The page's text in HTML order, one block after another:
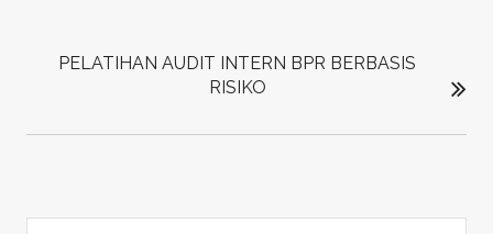
PELATIHAN AUDIT INTERN BPR BERBASIS
RISIKO